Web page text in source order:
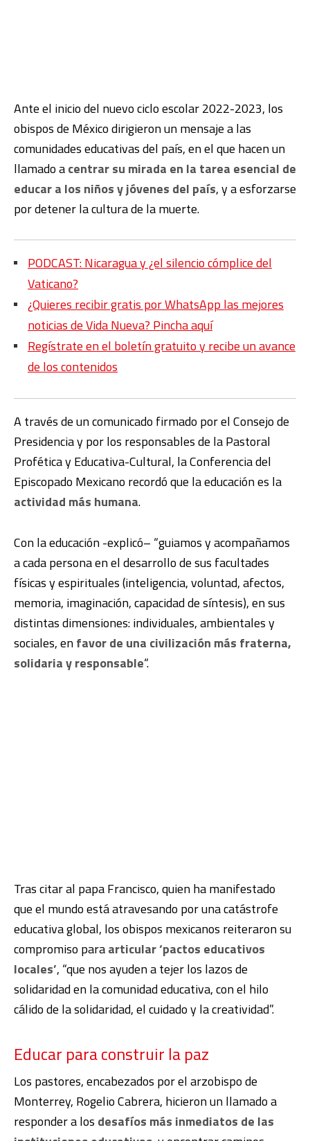
Ante el inicio del nuevo ciclo escolar 2022-2023, los
obispos de México dirigieron un mensaje a las
comunidades educativas del país, en el que hacen un
llamado acentrar su mirada en la tarea esencial de
educar a los niños y jóvenes del país, y a esforzarse
por detener la cultura de la muerte.
PODCAST: Nicaragua y ¿el silencio cómplice del
Vaticano?
¿Quieres recibir gratis por WhatsApp las mejores
noticias de Vida Nueva? Pincha aquí
Regístrate en el boletín gratuito y recibe un avance
de los contenidos
A través de un comunicado firmado por el Consejo de
Presidencia y por los responsables de la Pastoral
Profética y Educativa-Cultural, la Conferencia del
Episcopado Mexicano recordó que la educación es la
actividad más humana.
Con la educación -explicó– “guiamos y acompañamos
a cada persona en el desarrollo de sus facultades
físicas y espirituales (inteligencia, voluntad, afectos,
memoria, imaginación, capacidad de síntesis), en sus
distintas dimensiones: individuales, ambientales y
sociales, enfavor de una civilización más fraterna,
solidaria y responsable“.
Tras citar al papa Francisco, quien ha manifestado
que el mundo está atravesando por una catástrofe
educativa global, los obispos mexicanos reiteraron su
compromiso paraarticular ‘pactos educativos
locales’, “que nos ayuden a tejer los lazos de
solidaridad en la comunidad educativa, con el hilo
cálido de la solidaridad, el cuidado y la creatividad”.
Educar para construir la paz
Los pastores, encabezados por el arzobispo de
Monterrey, Rogelio Cabrera, hicieron un llamado a
responder a los desafíos más inmediatos de las